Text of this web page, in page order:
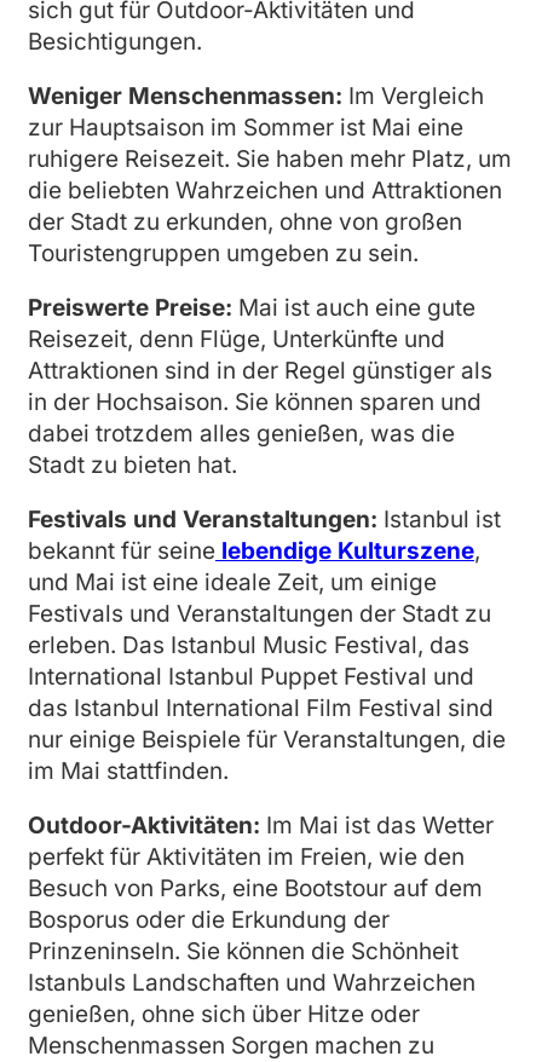
sich gut für Outdoor-Aktivitäten und
Besichtigungen.
Weniger Menschenmassen: Im Vergleich
zur Hauptsaison im Sommer ist Mai eine
ruhigere Reisezeit. Sie haben mehr Platz, um
die beliebten Wahrzeichen und Attraktionen
der Stadt zu erkunden, ohne von großen
Touristengruppen umgeben zu sein.
Preiswerte Preise: Mai ist auch eine gute
Reisezeit, denn Flüge, Unterkünfte und
Attraktionen sind in der Regel günstiger als
in der Hochsaison. Sie können sparen und
dabei trotzdem alles genießen, was die
Stadt zu bieten hat.
Festivals und Veranstaltungen: Istanbul ist
bekannt für seine lebendige Kulturszene,
und Mai ist eine ideale Zeit, um einige
Festivals und Veranstaltungen der Stadt zu
erleben. Das Istanbul Music Festival, das
International Istanbul Puppet Festival und
das Istanbul International Film Festival sind
nur einige Beispiele für Veranstaltungen, die
im Mai stattfinden.
Outdoor-Aktivitäten: Im Mai ist das Wetter
perfekt für Aktivitäten im Freien, wie den
Besuch von Parks, eine Bootstour auf dem
Bosporus oder die Erkundung der
Prinzeninseln. Sie können die Schönheit
Istanbuls Landschaften und Wahrzeichen
genießen, ohne sich über Hitze oder
Menschenmassen Sorgen machen zu